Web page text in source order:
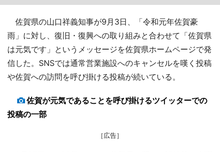
佐賀県の山口祥義知事が9月3日、「令和元年佐賀豪
雨」に対し、復旧・復興への取り組みと合わせて「佐賀県
は元気です」というメッセージを佐賀県ホームページで発
信した。SNSでは通常営業施設へのキャンセルを嘆く投稿
や佐賀への訪問を呼び掛ける投稿が続いている。
佐賀が元気であることを呼び掛けるツイッターでの
投稿の一部
［広告］